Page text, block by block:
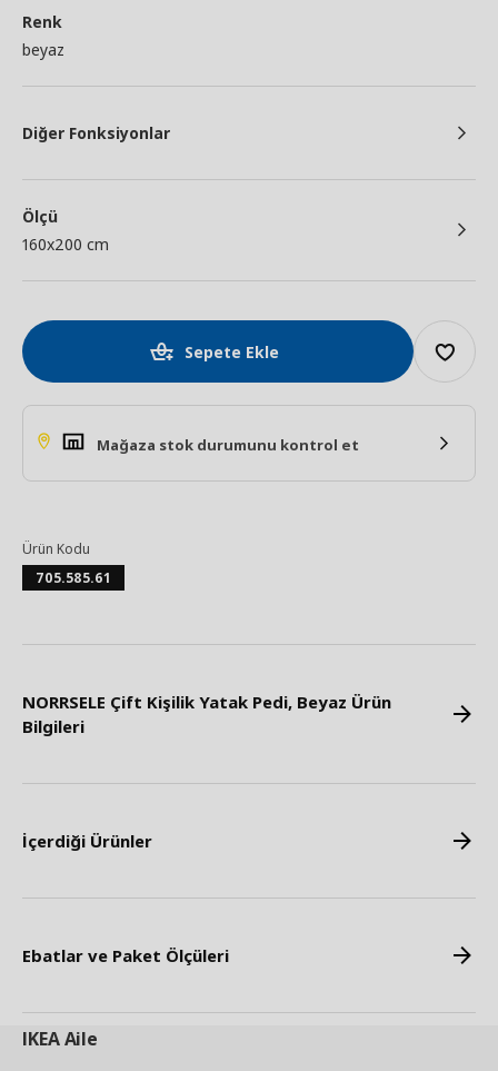
Renk
beyaz
Diğer Fonksiyonlar
Ölçü
160x200 cm
Sepete Ekle
Mağaza stok durumunu kontrol et
Ürün Kodu
705.585.61
NORRSELE Çift Kişilik Yatak Pedi, Beyaz Ürün
Bilgileri
İçerdiği Ürünler
Ebatlar ve Paket Ölçüleri
IKEAAile